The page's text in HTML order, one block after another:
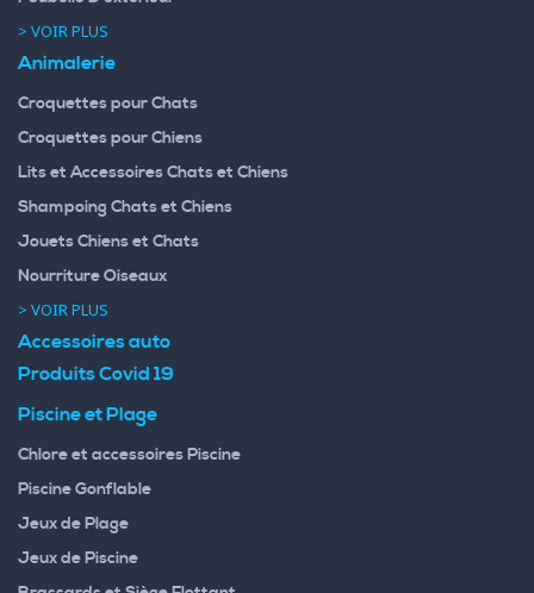
> VOIR PLUS
Animalerie
Croquettes pour Chats
Croquettes pour Chiens
Lits et Accessoires Chats et Chiens
Shampoing Chats et Chiens
Jouets Chiens et Chats
Nourriture Oiseaux
> VOIR PLUS
Accessoires auto
Produits Covid 19
Piscine et Plage
Chlore et accessoires Piscine
Piscine Gonflable
Jeux de Plage
Jeux de Piscine